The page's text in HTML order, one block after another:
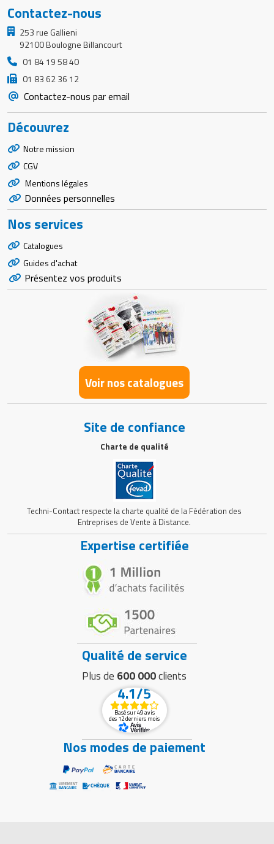
Contactez-nous
253 rue Gallieni
92100 Boulogne Billancourt
01 84 19 58 40
01 83 62 36 12
Contactez-nous par email
Découvrez
Notre mission
CGV
Mentions légales
Données personnelles
Nos services
Catalogues
Guides d'achat
Présentez vos produits
Voir nos catalogues
Site de confiance
Charte de qualité
Techni-Contact respecte la charte qualité de la Fédération des
Entreprises de Vente à Distance.
Expertise certifiée
Qualité de service
Plus de 600 000clients
4.1/5
Basé sur 49 avis
des 12 derniers mois
Nos modes de paiement